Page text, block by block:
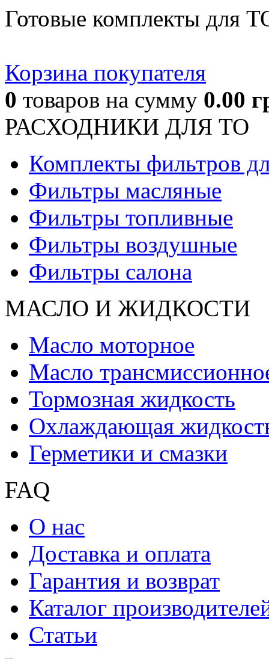
Готовые комплекты для
Корзина покупателя
0 товаров на сумму 0.00
РАСХОДНИКИ ДЛЯ ТО
Комплекты фильтров
Фильтры масляные
Фильтры топливные
Фильтры воздушные
Фильтры салона
МАСЛО И ЖИДКОCТИ
Масло моторное
Масло
Тормозная жидкость
Охлаждающая
Герметики и смазки
FAQ
О нас
Доставка и оплата
Гарантия и возврат
Каталог
Статьи